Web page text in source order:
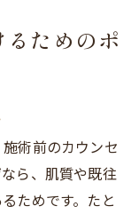
ためのポ
術前のカウンセ
ら、肌質や既往
ためです。たと